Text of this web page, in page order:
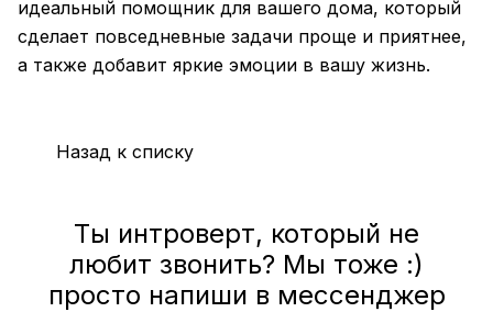
идеальный помощник для вашего дома, который
сделает повседневные задачи проще и приятнее,
а также добавит яркие эмоции в вашу жизнь.
Назад к списку
Ты интроверт, который не
любит звонить? Мы тоже :)
просто напиши в мессенджер